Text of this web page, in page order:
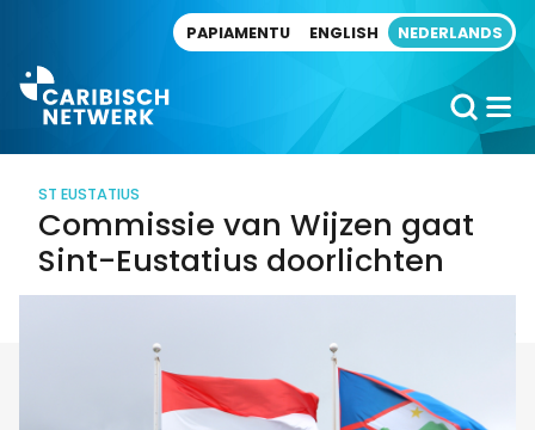
PAPIAMENTU ENGLISH NEDERLANDS
ST EUSTATIUS
Commissie van Wijzen gaat
Sint-Eustatius doorlichten